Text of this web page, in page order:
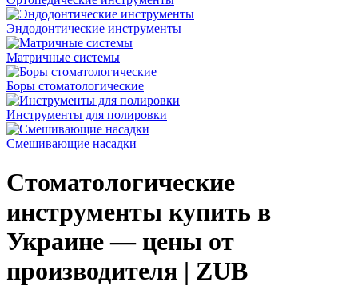
Эндодонтические инструменты
Матричные системы
Боры стоматологические
Инструменты для полировки
Смешивающие насадки
Стоматологические
инструменты купить в
Украине — цены от
производителя | ZUB